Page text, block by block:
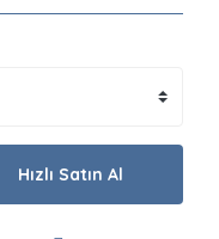
Hızlı Satın Al